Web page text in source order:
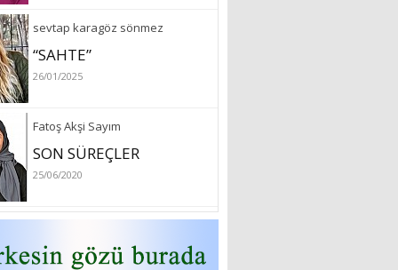
sevtap karagöz sönmez
“SAHTE”
26/01/2025
Fatoş Akşi Sayım
SON SÜREÇLER
25/06/2020
özlem arslan
Hydrafacial cilt bakımı